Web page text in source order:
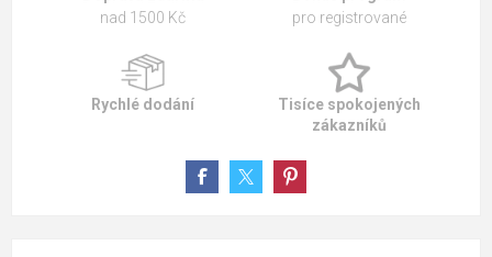
nad 1500 Kč
pro registrované
Rychlé dodání
Tisíce spokojených
zákazníků